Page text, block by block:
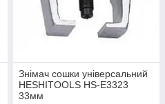
Знімач сошки універсальний
HESHITOOLS HS-E3323
33мм